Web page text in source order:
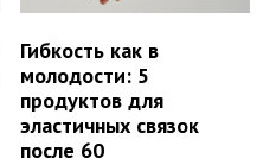
Гибкость как в
молодости: 5
продуктов для
эластичных связок
после 60